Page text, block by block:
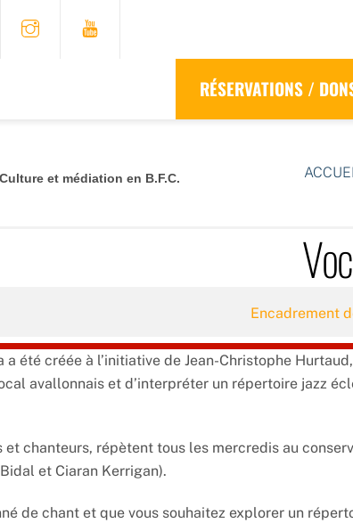
RÉSERVATIONS /
Culture et médiation en B.F.C.
Encadrement
a été créée à l’initiative de Jean-Christophe
avallonnais et d’interpréter un répertoire jazz
et chanteurs, répètent tous les mercredis au
et Ciaran Kerrigan).
de chant et que vous souhaitez explorer un